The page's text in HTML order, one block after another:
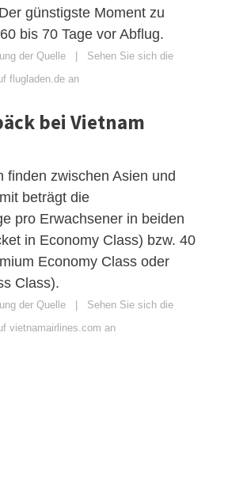
günstigste Moment zu
bis 70 Tage vor Abflug.
der Quelle | Sehen Sie sich die
flugladen.de an
bei Vietnam
finden zwischen Asien und
beträgt die
pro Erwachsener in beiden
in Economy Class) bzw. 40
Economy Class oder
Class).
der Quelle | Sehen Sie sich die
vietnamairlines.com an